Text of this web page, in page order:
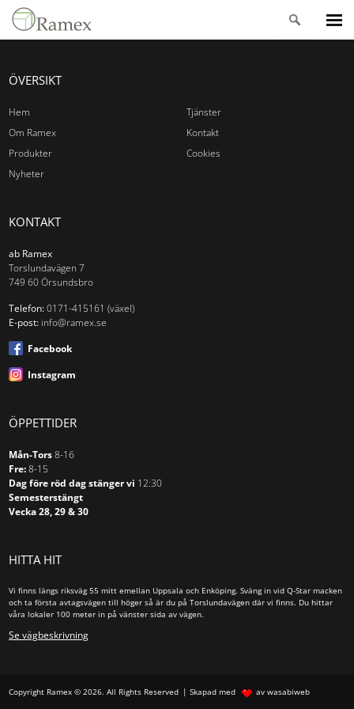
ÖVERSIKT
Hem
Om Ramex
Produkter
Nyheter
Tjänster
Kontakt
Cookies
KONTAKT
ab Ramex
Torslundavägen 7
749 60 Örsundsbro
Telefon: 0171-415161 (växel)
E-post: info@ramex.se
Facebook
Instagram
ÖPPETTIDER
Mån-Tors 8-16
Fre: 8-15
Dag före röd dag stänger vi 12:30
Semesterstängt
Vecka 28, 29 & 30
HITTA HIT
Vi finns längs riksväg 55 mitt emellan Uppsala och Enköping. Sväng in vid Q-Star macken
och ta första avtagsvägen till höger så är du på Torslundavägen där vi finns. Du hittar
våra lokaler 100 meter in på vänster sida av vägen.
Se vägbeskrivning
Copyright Ramex © 2026. All Rights Reserved Skapad med av wasabiweb